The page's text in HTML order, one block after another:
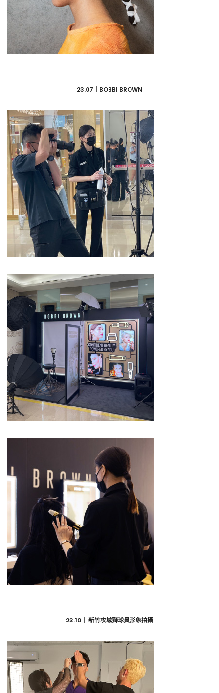
23.07｜BOBBI BROWN
23.10｜ 新竹攻城獅球員形象拍攝